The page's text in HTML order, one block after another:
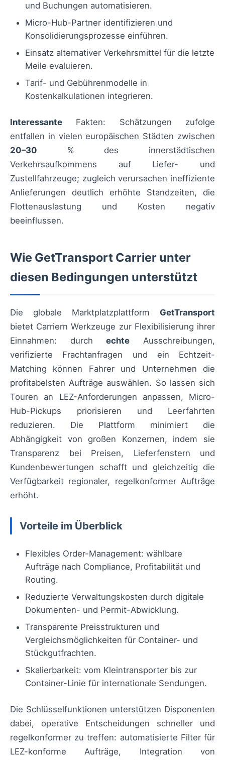
und Buchungen automatisieren.
Micro-Hub-Partner identifizieren und
Konsolidierungsprozesse einführen.
Einsatz alternativer Verkehrsmittel für die letzte
Meile evaluieren.
Tarif- und Gebührenmodelle in
Kostenkalkulationen integrieren.
Interessante Fakten: Schätzungen zufolge
entfallen in vielen europäischen Städten zwischen
20–30 % des innerstädtischen
Verkehrsaufkommens auf Liefer- und
Zustellfahrzeuge; zugleich verursachen ineffiziente
Anlieferungen deutlich erhöhte Standzeiten, die
Flottenauslastung und Kosten negativ
beeinflussen.
Wie GetTransport Carrier unter
diesen Bedingungen unterstützt
Die globale Marktplatzplattform GetTransport
bietet Carriern Werkzeuge zur Flexibilisierung ihrer
Einnahmen: durchechte Ausschreibungen,
verifizierte Frachtanfragen und ein Echtzeit-
Matching können Fahrer und Unternehmen die
profitabelsten Aufträge auswählen. So lassen sich
Touren an LEZ-Anforderungen anpassen, Micro-
Hub-Pickups priorisieren und Leerfahrten
reduzieren. Die Plattform minimiert die
Abhängigkeit von großen Konzernen, indem sie
Transparenz bei Preisen, Lieferfenstern und
Kundenbewertungen schafft und gleichzeitig die
Verfügbarkeit regionaler, regelkonformer Aufträge
erhöht.
Vorteile im Überblick
Flexibles Order-Management: wählbare
Aufträge nach Compliance, Profitabilität und
Routing.
Reduzierte Verwaltungskosten durch digitale
Dokumenten- und Permit-Abwicklung.
Transparente Preisstrukturen und
Vergleichsmöglichkeiten für Container- und
Stückgutfrachten.
Skalierbarkeit: vom Kleintransporter bis zur
Container-Linie für internationale Sendungen.
Die Schlüsselfunktionen unterstützen Disponenten
dabei, operative Entscheidungen schneller und
regelkonformer zu treffen: automatisierte Filter für
LEZ-konforme Aufträge, Integration von